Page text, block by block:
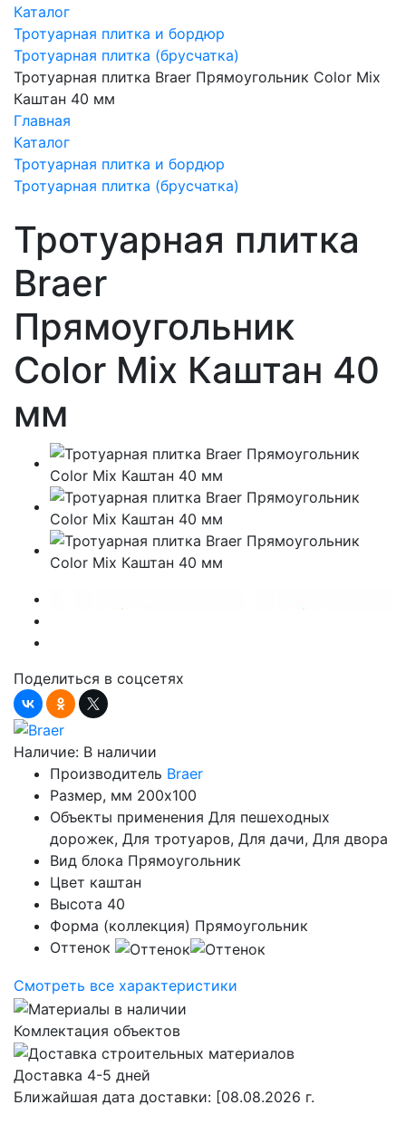
Каталог
Тротуарная плитка и бордюр
Тротуарная плитка (брусчатка)
Тротуарная плитка Braer Прямоугольник Color Mix
Каштан 40 мм
Главная
Каталог
Тротуарная плитка и бордюр
Тротуарная плитка (брусчатка)
Тротуарная плитка
Braer
Прямоугольник
Color Mix Каштан 40
мм
Поделиться в соцсетях
Наличие: В наличии
Производитель Braer
Размер, мм 200х100
Объекты применения Для пешеходных
дорожек, Для тротуаров, Для дачи, Для двора
Вид блока Прямоугольник
Цвет каштан
Высота 40
Форма (коллекция) Прямоугольник
Оттенок
Смотреть все характеристики
Комлектация объектов
Доставка 4-5 дней
Ближайшая дата доставки: [08.08.2026 г.